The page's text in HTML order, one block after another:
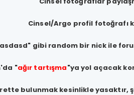
Cinsel/Argo profil fotoğrafı
gibi random bir nick ile
"ağır tartışma"ya yol açacak
bulunmak kesinlikle yasaktır,